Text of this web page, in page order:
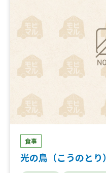
食事
光の鳥（こうのとり）